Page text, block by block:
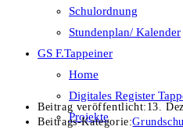
Schulordnung
Stundenplan/ Kalender
GS F.Tappeiner
Home
Digitales Register
Projekte
Beitrag veröffentlicht: 13.
Beitrags-Kategorie: